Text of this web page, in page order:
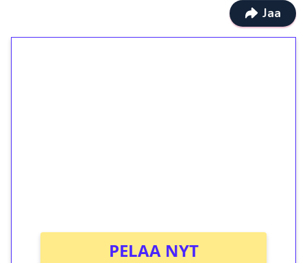
Jaa
PELAA NYT